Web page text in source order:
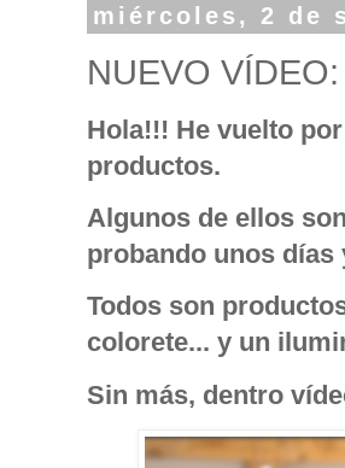
miércoles, 2 de
NUEVO
Hola!!! He vuelto por
productos.
Algunos de ellos
probando unos
Todos son
colorete... y un
Sin más, dentro